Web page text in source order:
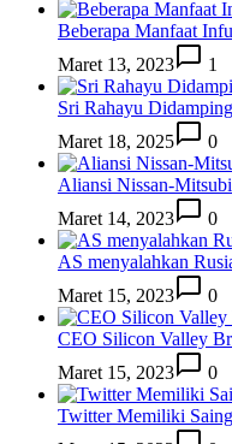
Beberapa Manfaat
Maret 13, 2023
1
Sri Rahayu
Maret 18, 2025
0
Aliansi Nissan-
Maret 14, 2023
0
AS menyalahkan
Maret 15, 2023
0
CEO Silicon Valley
Maret 15, 2023
0
Twitter Memiliki